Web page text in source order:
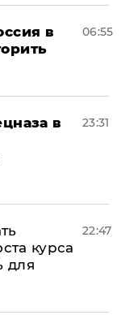
в
06:55
в
23:31
курса
для
22:47